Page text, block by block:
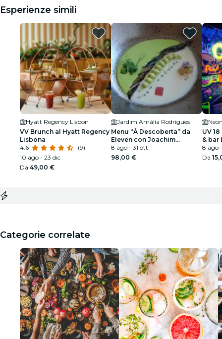
Esperienze simili
Hyatt Regency Lisbon
VV Brunch al Hyatt Regency
Lisbona
4.6
(9)
10 ago - 23 dic
Da 49,00 €
Jardim Amália Rodrigues
Menu “À Descoberta” da
Eleven con Joachim
Koerper
8 ago - 31 ott
98,00 €
UV
& bar
8 ago
Da
Categorie correlate